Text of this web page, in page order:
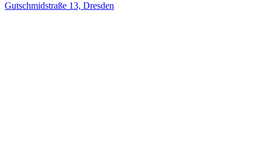
Gutschmidstraße 13, Dresden